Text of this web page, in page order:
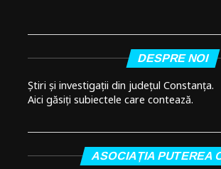
DESPRE NOI
Știri și investigații din județul Constanța.
Aici găsiți subiectele care contează.
ASOCIAȚIA PUTEREA